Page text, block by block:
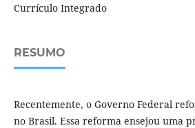
Currículo Integrado
RESUMO
Recentemente, o Governo Federal
no Brasil. Essa reforma ensejou uma